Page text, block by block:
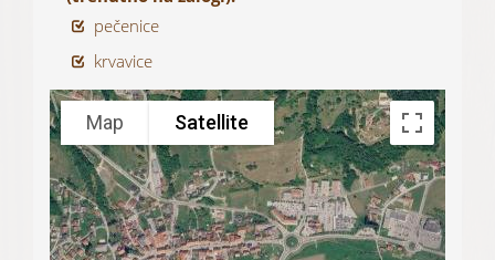
pečenice
krvavice
Map Satellite